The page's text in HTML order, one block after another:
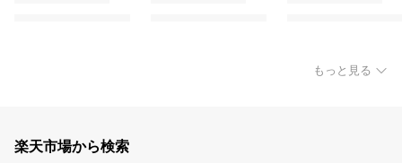
もっと見る
楽天市場から検索